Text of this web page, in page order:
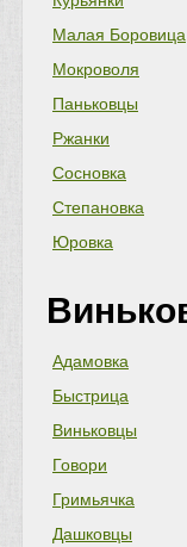
Малая Боровица
Мокроволя
Паньковцы
Ржанки
Сосновка
Степановка
Юровка
Адамовка
Быстрица
Виньковцы
Говори
Гримьячка
Дашковцы